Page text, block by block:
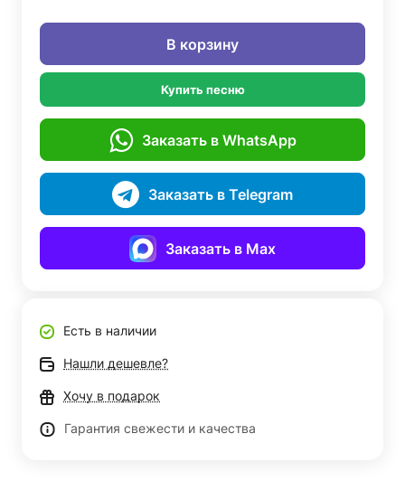
В корзину
Купить песню
Заказать в WhatsApp
Заказать в Telegram
Заказать в Max
Есть в наличии
Нашли дешевле?
Хочу в подарок
Гарантия свежести и качества